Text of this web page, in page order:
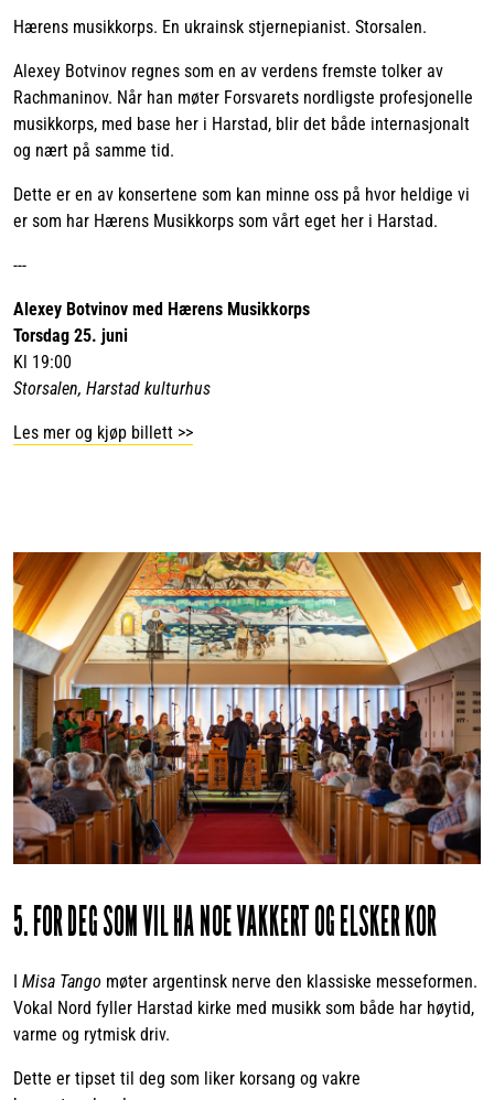
Hærens musikkorps. En ukrainsk stjernepianist. Storsalen.
Alexey Botvinov regnes som en av verdens fremste tolker av
Rachmaninov. Når han møter Forsvarets nordligste profesjonelle
musikkorps, med base her i Harstad, blir det både internasjonalt
og nært på samme tid.
Dette er en av konsertene som kan minne oss på hvor heldige vi
er som har Hærens Musikkorps som vårt eget her i Harstad.
---
Alexey Botvinov med Hærens Musikkorps
Torsdag 25. juni
Kl 19:00
Storsalen, Harstad kulturhus
Les mer og kjøp billett >>
5. FOR DEG SOM VIL HA NOE VAKKERT OG ELSKER KOR
I Misa Tango møter argentinsk nerve den klassiske messeformen.
Vokal Nord fyller Harstad kirke med musikk som både har høytid,
varme og rytmisk driv.
Dette er tipset til deg som liker korsang og vakre